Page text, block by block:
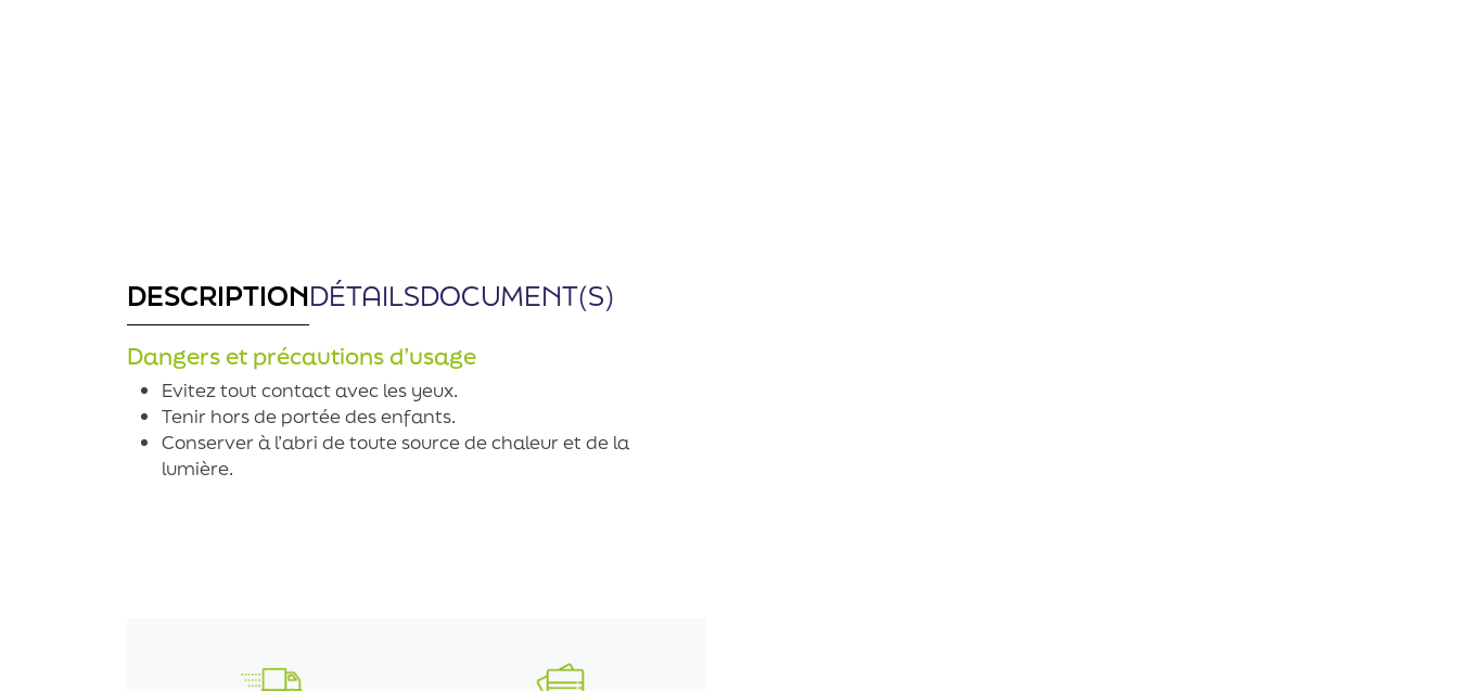
DESCRIPTIONDÉTAILSDOCUMENT(S)
Dangers et précautions d’usage
Evitez tout contact avec les yeux.
Tenir hors de portée des enfants.
Conserver à l’abri de toute source de chaleur et de la
lumière.